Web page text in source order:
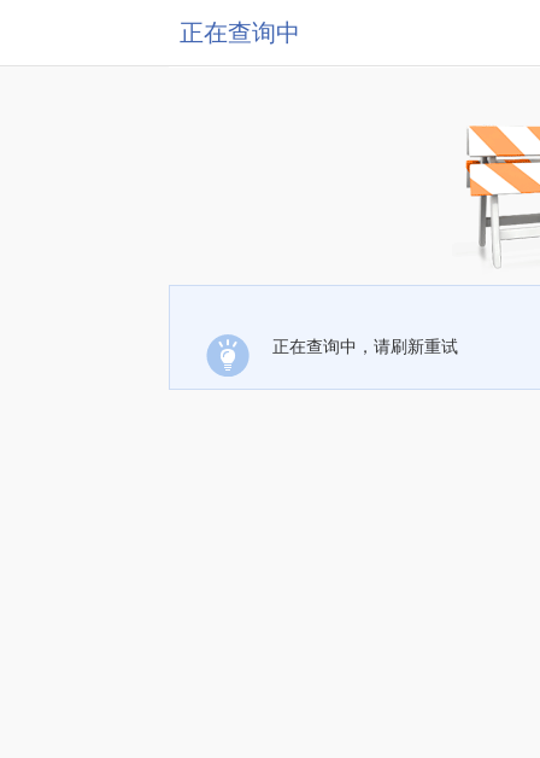
正在查询中
正在查询中，请刷新重试